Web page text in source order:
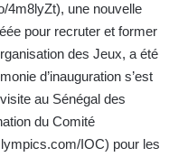
4m8lyZt), une nouvelle
pour recruter et former
des Jeux, a été
d’inauguration s’est
au Sénégal des
du Comité
IOC) pour les